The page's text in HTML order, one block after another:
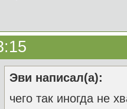
Эви написал(а):
чего так иногда не